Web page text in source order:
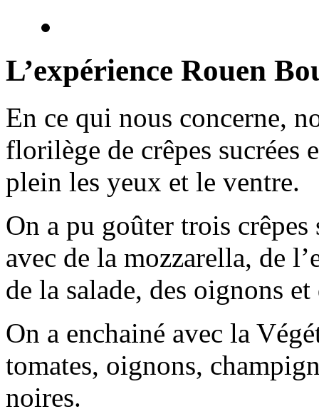
L’expérience Rouen
En ce qui nous concerne,
florilège de crêpes sucrées
plein les yeux et le ventre.
On a pu goûter trois
avec de la mozzarella, de
de la salade, des oignons
On a enchainé avec la
tomates, oignons,
noires.